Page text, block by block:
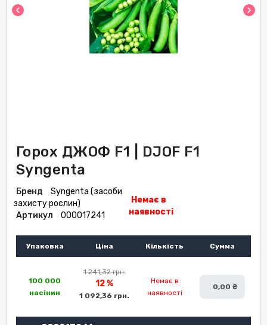
chevron_left chevron_right
Горох ДЖОФ F1 | DJOF F1
Syngenta
Бренд
Syngenta (засоби
захисту рослин)
Артикул
000017241
Немає в
наявності
Упаковка Ціна Кількість Сумма
100 000
насінин
1 241,32 грн.
12 %
1 092,36 грн.
Немає в
наявності
0,00 ₴